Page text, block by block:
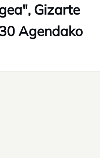
Gizarte
Agendako